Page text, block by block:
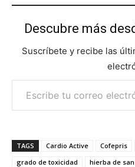
Descubre más
Suscríbete y recibe las
Escribe tu correo electrónico…
TAGS Cardio Active Cofepris
grado de toxicidad
hierba de